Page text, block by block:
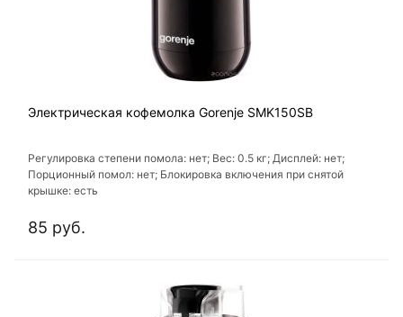
Электрическая кофемолка Gorenje SMK150SB
Регулировка степени помола: нет; Вес: 0.5 кг; Дисплей: нет;
Порционный помол: нет; Блокировка включения при снятой
крышке: есть
85 руб.